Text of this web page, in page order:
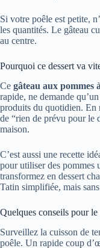
Si votre poêle est petite,
les quantités. Le gâteau
au centre.
Pourquoi ce dessert va
Ce gâteau aux pommes
rapide, ne demande
produits du quotidien. En
de “rien de prévu pour le
maison.
C’est aussi une recette
pour utiliser des pommes
transformez en dessert
Tatin simplifiée, mais
Quelques conseils pour
Surveillez la cuisson de
poêle. Un rapide coup